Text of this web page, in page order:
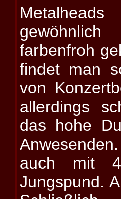
farbenfroh
findet man
von
allerdings
das hohe
auch mit
Jungspund.